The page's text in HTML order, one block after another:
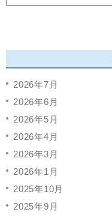
2026年7月
2026年6月
2026年5月
2026年4月
2026年3月
2026年1月
2025年10月
2025年9月